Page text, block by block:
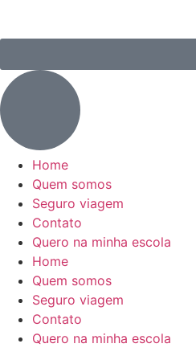
Home
Quem somos
Seguro viagem
Contato
Quero na minha escola
Home
Quem somos
Seguro viagem
Contato
Quero na minha escola